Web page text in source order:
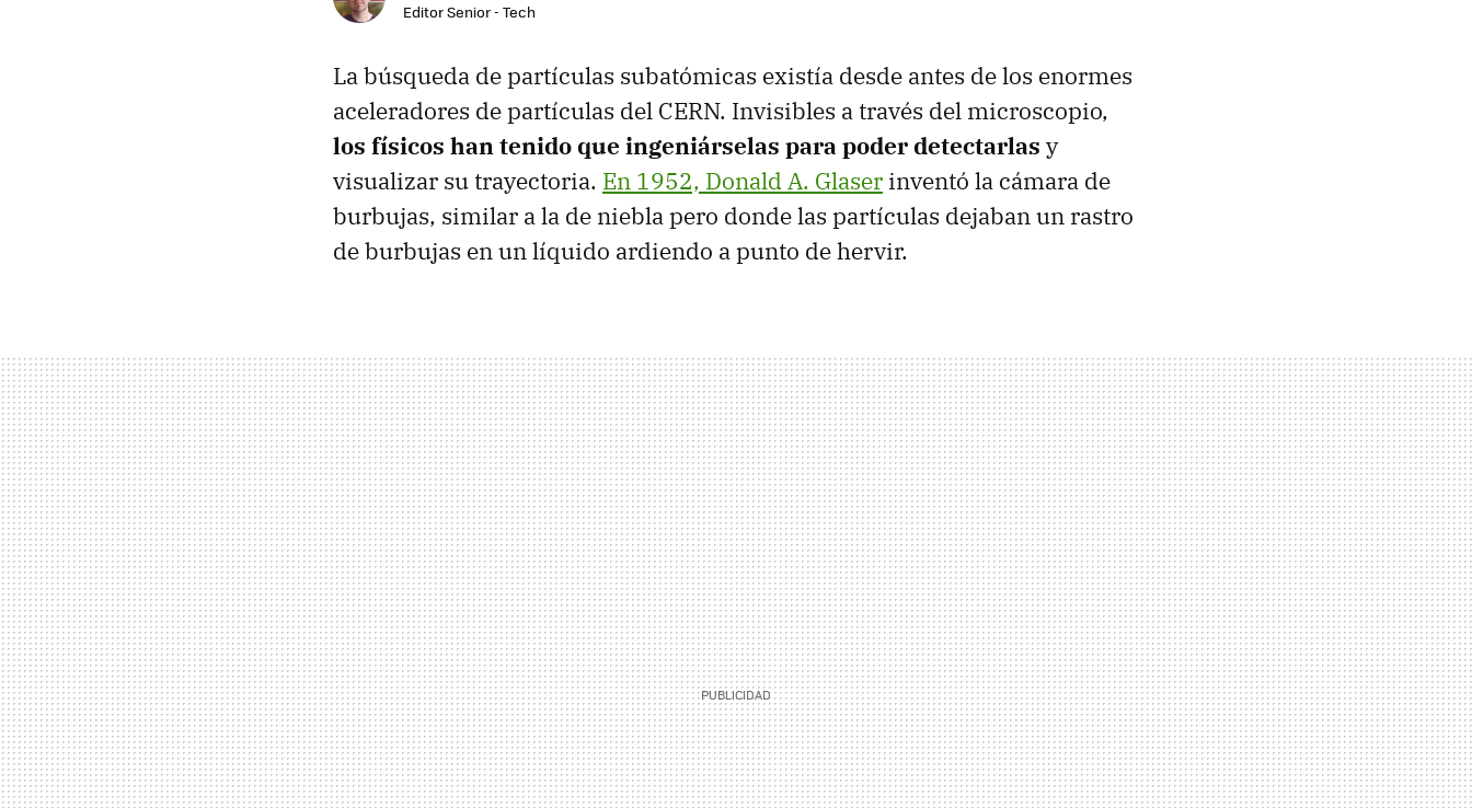
Editor Senior - Tech
La búsqueda de partículas subatómicas existía desde antes de los enormes
aceleradores de partículas del CERN. Invisibles a través del microscopio,
los físicos han tenido que ingeniárselas para poder detectarlas y
visualizar su trayectoria. En 1952, Donald A. Glaser inventó la cámara de
burbujas, similar a la de niebla pero donde las partículas dejaban un rastro
de burbujas en un líquido ardiendo a punto de hervir.